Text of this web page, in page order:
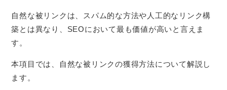
自然な被リンクは、スパム的な方法や人工的なリンク構
築とは異なり、SEOにおいて最も価値が高いと言えま
す。
本項目では、自然な被リンクの獲得方法について解説し
ます。